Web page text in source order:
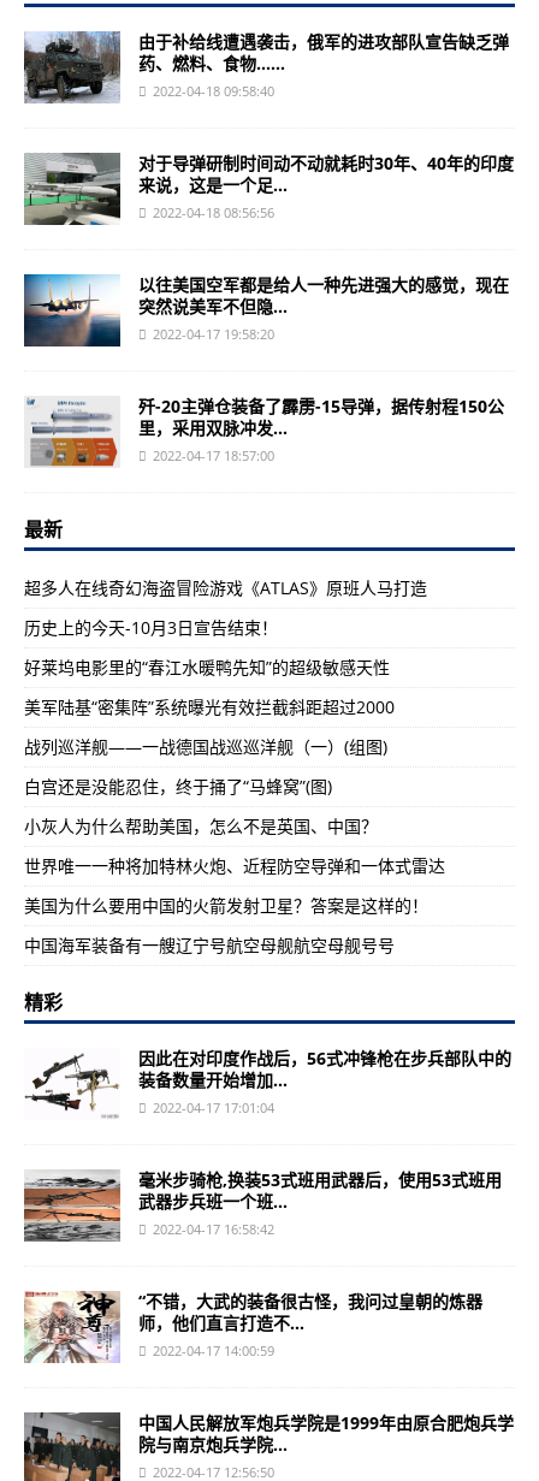
由于补给线遭遇袭击，俄军的进攻部队宣告缺乏弹
药、燃料、食物…...
2022-04-18 09:58:40
对于导弹研制时间动不动就耗时30年、40年的印度
来说，这是一个足...
2022-04-18 08:56:56
以往美国空军都是给人一种先进强大的感觉，现在
突然说美军不但隐...
2022-04-17 19:58:20
歼-20主弹仓装备了霹雳-15导弹，据传射程150公
里，采用双脉冲发...
2022-04-17 18:57:00
最新
超多人在线奇幻海盗冒险游戏《ATLAS》原班人马打造
历史上的今天-10月3日宣告结束！
好莱坞电影里的“春江水暖鸭先知”的超级敏感天性
美军陆基“密集阵”系统曝光有效拦截斜距超过2000
战列巡洋舰——一战德国战巡巡洋舰（一）(组图)
白宫还是没能忍住，终于捅了“马蜂窝”(图)
小灰人为什么帮助美国，怎么不是英国、中国？
世界唯一一种将加特林火炮、近程防空导弹和一体式雷达
美国为什么要用中国的火箭发射卫星？答案是这样的！
中国海军装备有一艘辽宁号航空母舰航空母舰号号
精彩
因此在对印度作战后，56式冲锋枪在步兵部队中的
装备数量开始增加...
2022-04-17 17:01:04
毫米步骑枪,换装53式班用武器后，使用53式班用
武器步兵班一个班...
2022-04-17 16:58:42
“不错，大武的装备很古怪，我问过皇朝的炼器
师，他们直言打造不...
2022-04-17 14:00:59
中国人民解放军炮兵学院是1999年由原合肥炮兵学
院与南京炮兵学院...
2022-04-17 12:56:50